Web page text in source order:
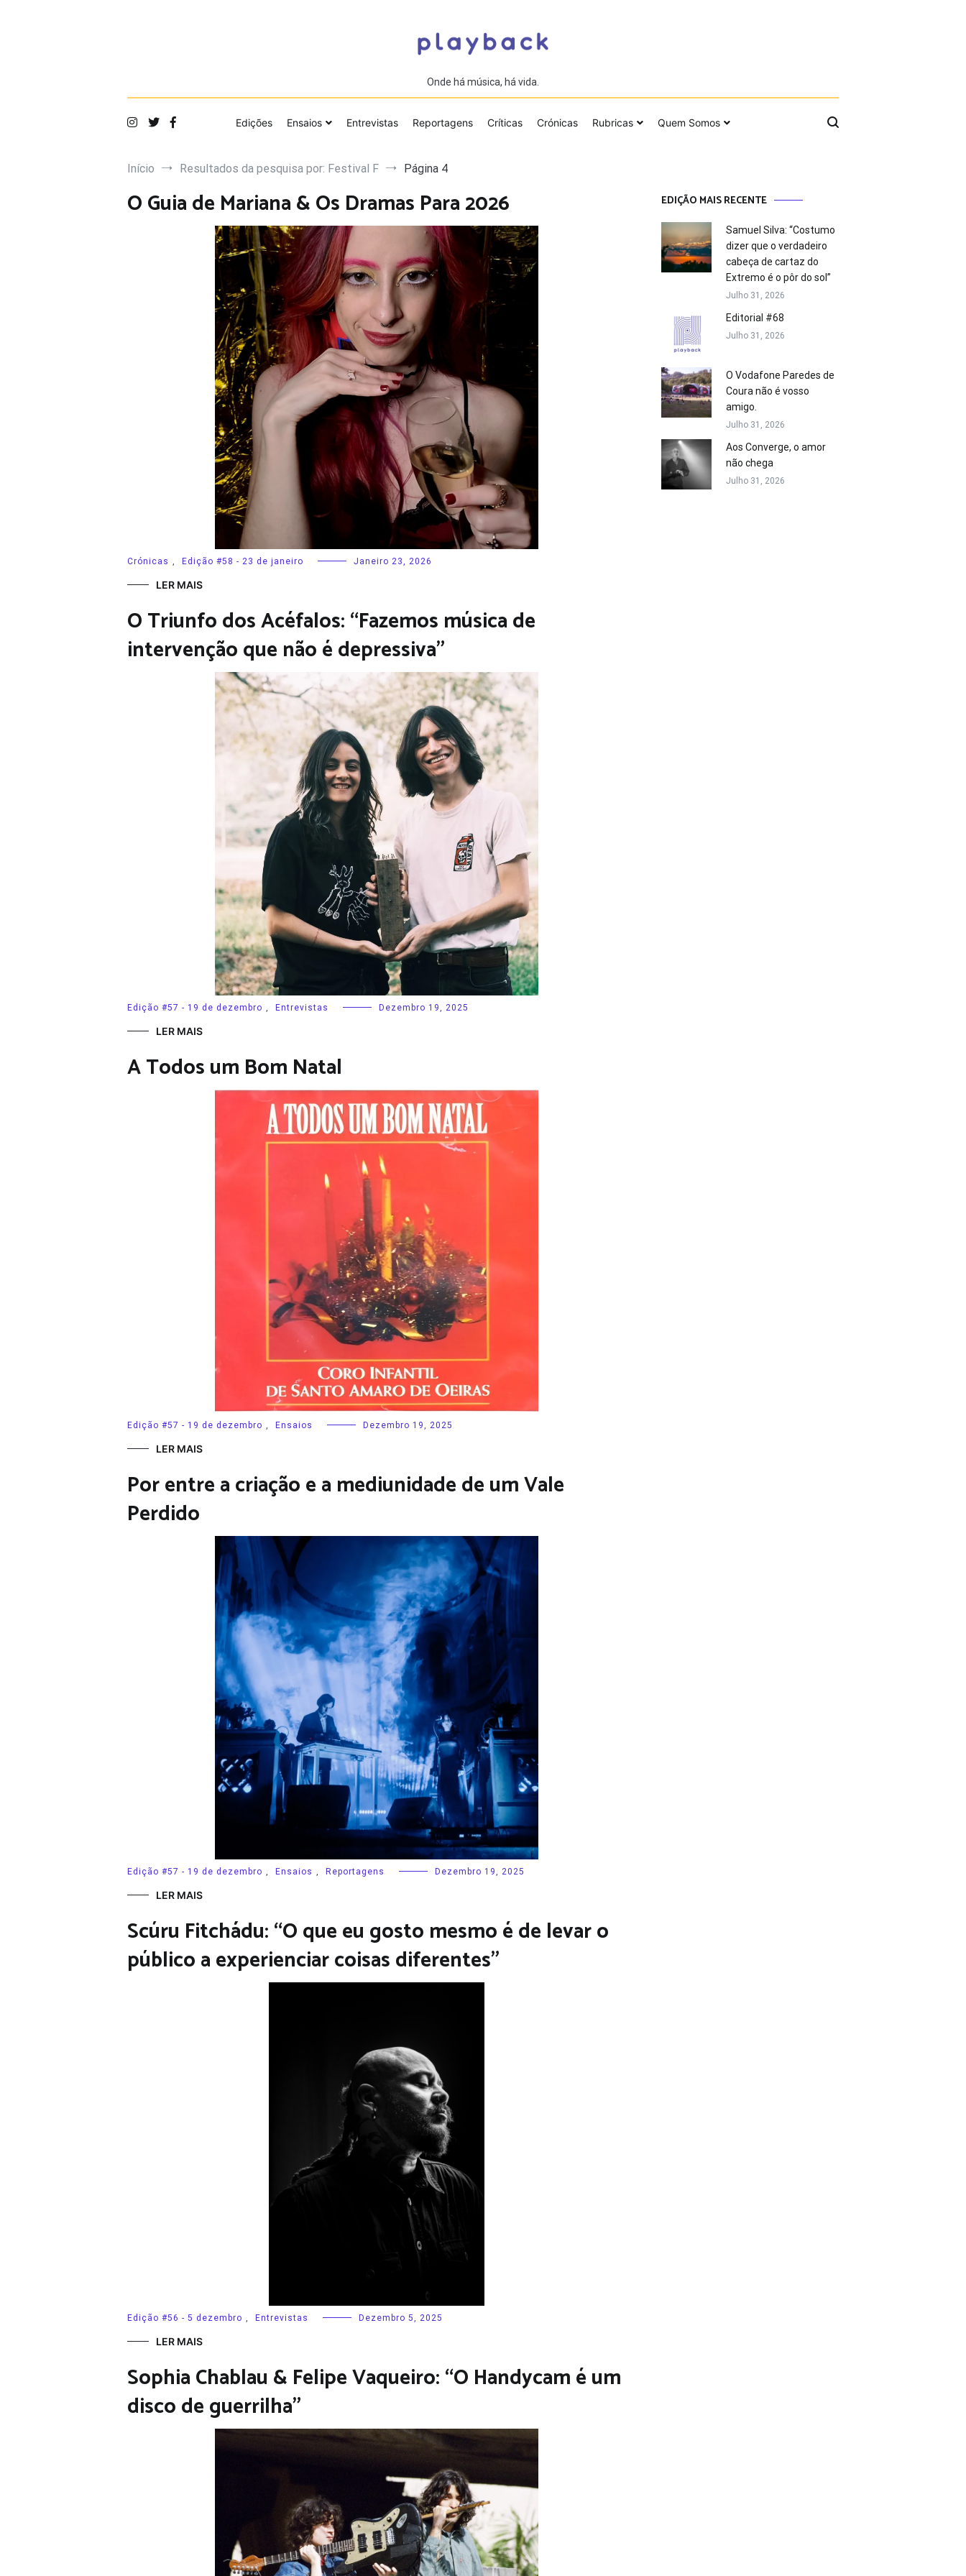
Onde há música, há vida.
Edições Ensaios Entrevistas Reportagens Críticas Crónicas Rubricas Quem Somos
Início Resultados da pesquisa por: Festival F Página 4
O Guia de Mariana & Os Dramas Para 2026
Crónicas Edição #58 - 23 de janeiro Janeiro 23, 2026
LER MAIS
O Triunfo dos Acéfalos: “Fazemos música de
intervenção que não é depressiva”
Edição #57 - 19 de dezembro Entrevistas Dezembro 19, 2025
LER MAIS
A Todos um Bom Natal
Edição #57 - 19 de dezembro Ensaios Dezembro 19, 2025
LER MAIS
Por entre a criação e a mediunidade de um Vale
Perdido
Edição #57 - 19 de dezembro Ensaios Reportagens Dezembro 19, 2025
LER MAIS
Scúru Fitchádu: “O que eu gosto mesmo é de levar o
público a experienciar coisas diferentes”
Edição #56 - 5 dezembro Entrevistas Dezembro 5, 2025
LER MAIS
Sophia Chablau & Felipe Vaqueiro: “O Handycam é um
disco de guerrilha”
EDIÇÃO MAIS RECENTE
Samuel Silva: “Costumo
dizer que o verdadeiro
cabeça de cartaz do
Extremo é o pôr do sol”
Julho 31, 2026
Editorial #68
Julho 31, 2026
O Vodafone Paredes de
Coura não é vosso
amigo.
Julho 31, 2026
Aos Converge, o amor
não chega
Julho 31, 2026